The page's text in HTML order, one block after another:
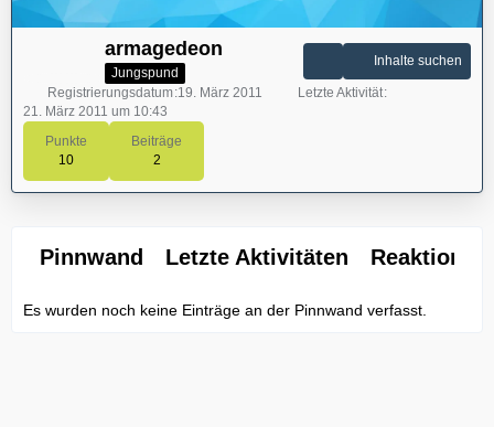
armagedeon
Jungspund
Punkte
10
Beiträge
2
Inhalte suchen
Registrierungsdatum 19. März 2011
Letzte Aktivität
21. März 2011 um 10:43
Pinnwand Letzte Aktivitäten Reaktionen
Es wurden noch keine Einträge an der Pinnwand verfasst.